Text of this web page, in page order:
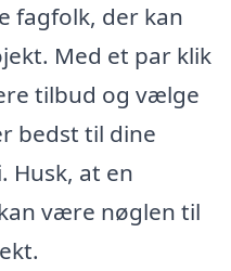
fagfolk, der kan
Med et par klik
tilbud og vælge
bedst til dine
Husk, at en
være nøglen til